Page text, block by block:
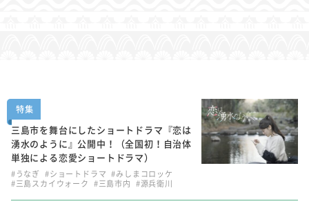
特集
三島市を舞台にしたショートドラマ『恋は
湧水のように』公開中！（全国初！自治体
単独による恋愛ショートドラマ）
#うなぎ #ショートドラマ #みしまコロッケ
#三島スカイウォーク #三島市内 #源兵衛川